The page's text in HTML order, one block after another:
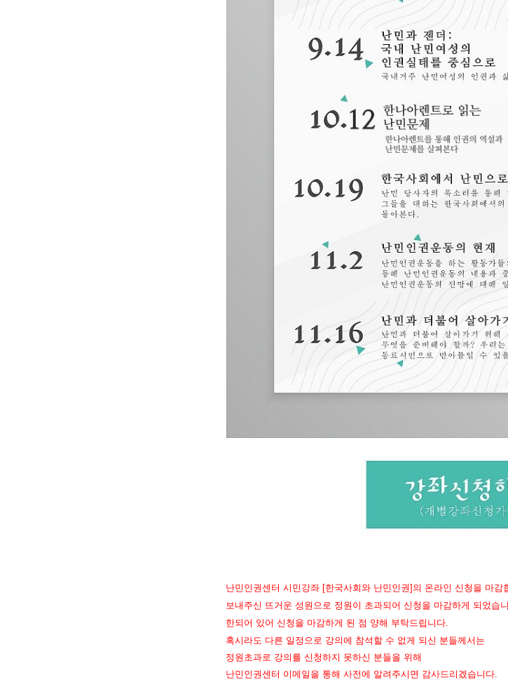
난민인권센터 시민강좌 [한국사회와 난민인권]의 온라인 신청을 마감
보내주신 뜨거운 성원으로 정원이 초과되어 신청을 마감하게 되었습
한되어 있어 신청을 마감하게 된 점 양해 부탁드립니다.
혹시라도 다른 일정으로 강의에 참석할 수 없게 되신 분들께서는
정원초과로 강의를 신청하지 못하신 분들을 위해
난민인권센터 이메일을 통해 사전에 알려주시면 감사드리겠습니다.